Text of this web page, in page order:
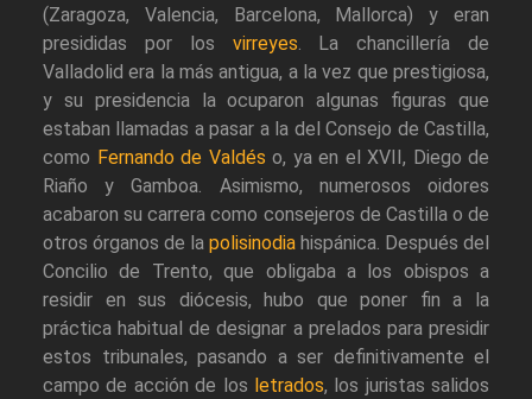
(Zaragoza, Valencia, Barcelona, Mallorca) y eran
presididas por los virreyes. La chancillería de
Valladolid era la más antigua, a la vez que prestigiosa,
y su presidencia la ocuparon algunas figuras que
estaban llamadas a pasar a la del Consejo de Castilla,
como Fernando de Valdés o, ya en el XVII, Diego de
Riaño y Gamboa. Asimismo, numerosos oidores
acabaron su carrera como consejeros de Castilla o de
otros órganos de la polisinodia hispánica. Después del
Concilio de Trento, que obligaba a los obispos a
residir en sus diócesis, hubo que poner fin a la
práctica habitual de designar a prelados para presidir
estos tribunales, pasando a ser definitivamente el
campo de acción de los letrados, los juristas salidos